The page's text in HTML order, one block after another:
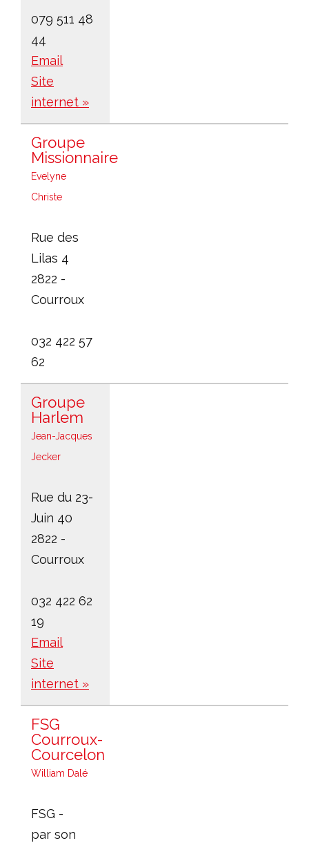
079 511 48
44
Email
Site
internet »
Groupe
Missionnaire
Evelyne
Christe
Rue des
Lilas 4
2822 -
Courroux
032 422 57
62
Groupe
Harlem
Jean-Jacques
Jecker
Rue du 23-
Juin 40
2822 -
Courroux
032 422 62
19
Email
Site
internet »
FSG
Courroux-
Courcelon
William Dalé
FSG -
par son